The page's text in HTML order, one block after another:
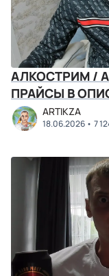
АЛКОСТРИМ /
ПРАЙСЫ В
ARTIKZA
18.06.2026 7